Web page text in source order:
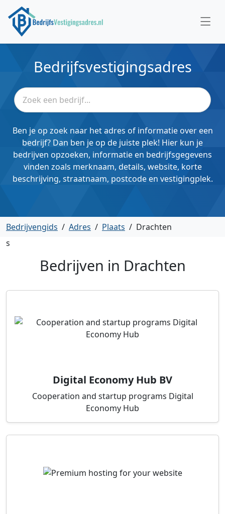
Bedrijfsvestigingsadres
Ben je op zoek naar het adres of informatie over een
bedrijf? Dan ben je op de juiste plek! Hier kun je
bedrijven opzoeken, informatie en bedrijfsgegevens
vinden zoals merknaam, details, website, korte
beschrijving, straatnaam, postcode en vestigingplek.
Bedrijvengids / Adres / Plaats / Drachten
s
Bedrijven in Drachten
Digital Economy Hub BV
Cooperation and startup programs Digital
Economy Hub